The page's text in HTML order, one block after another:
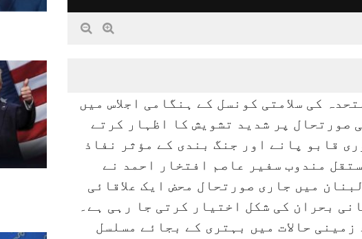
کی سلامتی کونسل کے ہنگامی اجلاس میں
صورتحال پر شدید تشویش کا اظہار کرتے
قابو پانے اور جنگ بندی کے مؤثر نفاذ
مندوب سفیر عاصم افتخار احمد نے
میں جاری صورتحال محض ایک علاقائی
بحران کی شکل اختیار کرتی جا رہی ہے۔
حالات میں بہتری کے بجائے مسلسل